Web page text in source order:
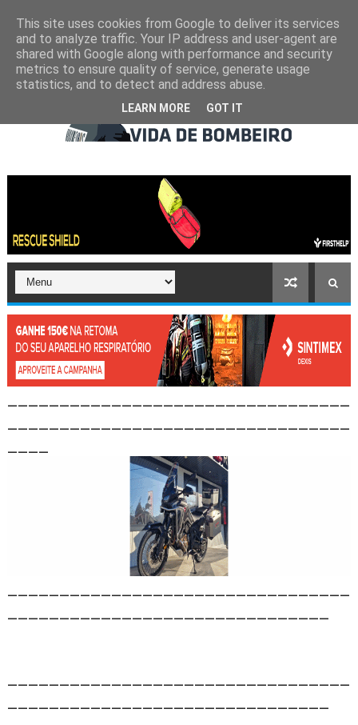
This site uses cookies from Google to deliver its services
and to analyze traffic. Your IP address and user-agent are
shared with Google along with performance and security
metrics to ensure quality of service, generate usage
statistics, and to detect and address abuse.
LEARN MORE GOT IT